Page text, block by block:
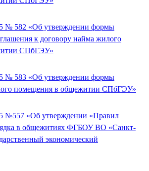
№ 582 «Об утверждении формы
к договору найма жилого
СПбГЭУ»
№ 583 «Об утверждении формы
помещения в общежитии СПбГЭУ»
№557 «Об утверждении «Правил
в общежитиях ФГБОУ ВО «Санкт-
экономический